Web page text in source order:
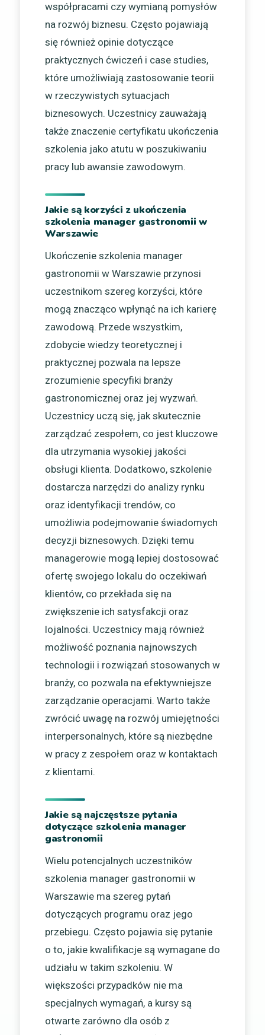
współpracami czy wymianą pomysłów
na rozwój biznesu. Często pojawiają
się również opinie dotyczące
praktycznych ćwiczeń i case studies,
które umożliwiają zastosowanie teorii
w rzeczywistych sytuacjach
biznesowych. Uczestnicy zauważają
także znaczenie certyfikatu ukończenia
szkolenia jako atutu w poszukiwaniu
pracy lub awansie zawodowym.
Jakie są korzyści z ukończenia
szkolenia manager gastronomii w
Warszawie
Ukończenie szkolenia manager
gastronomii w Warszawie przynosi
uczestnikom szereg korzyści, które
mogą znacząco wpłynąć na ich karierę
zawodową. Przede wszystkim,
zdobycie wiedzy teoretycznej i
praktycznej pozwala na lepsze
zrozumienie specyfiki branży
gastronomicznej oraz jej wyzwań.
Uczestnicy uczą się, jak skutecznie
zarządzać zespołem, co jest kluczowe
dla utrzymania wysokiej jakości
obsługi klienta. Dodatkowo, szkolenie
dostarcza narzędzi do analizy rynku
oraz identyfikacji trendów, co
umożliwia podejmowanie świadomych
decyzji biznesowych. Dzięki temu
managerowie mogą lepiej dostosować
ofertę swojego lokalu do oczekiwań
klientów, co przekłada się na
zwiększenie ich satysfakcji oraz
lojalności. Uczestnicy mają również
możliwość poznania najnowszych
technologii i rozwiązań stosowanych w
branży, co pozwala na efektywniejsze
zarządzanie operacjami. Warto także
zwrócić uwagę na rozwój umiejętności
interpersonalnych, które są niezbędne
w pracy z zespołem oraz w kontaktach
z klientami.
Jakie są najczęstsze pytania
dotyczące szkolenia manager
gastronomii
Wielu potencjalnych uczestników
szkolenia manager gastronomii w
Warszawie ma szereg pytań
dotyczących programu oraz jego
przebiegu. Często pojawia się pytanie
o to, jakie kwalifikacje są wymagane do
udziału w takim szkoleniu. W
większości przypadków nie ma
specjalnych wymagań, a kursy są
otwarte zarówno dla osób z